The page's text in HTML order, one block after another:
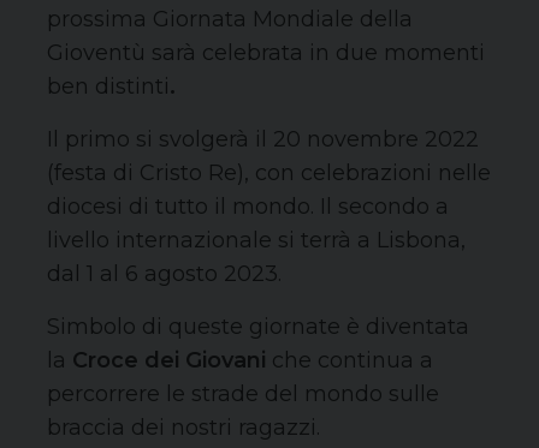
prossima Giornata Mondiale della
Gioventù sarà celebrata in due momenti
ben distinti.
Il primo si svolgerà il 20 novembre 2022
(festa di Cristo Re), con celebrazioni nelle
diocesi di tutto il mondo. Il secondo a
livello internazionale si terrà a Lisbona,
dal 1 al 6 agosto 2023.
Simbolo di queste giornate è diventata
la Croce dei Giovani che continua a
percorrere le strade del mondo sulle
braccia dei nostri ragazzi.